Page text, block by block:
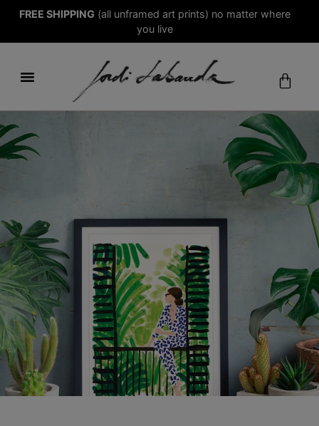
FREE SHIPPING (all unframed art prints) no matter where
you live